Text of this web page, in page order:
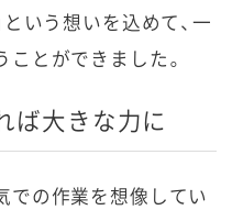
という想いを込めて、一
とができました。
ば大きな力に
での作業を想像してい